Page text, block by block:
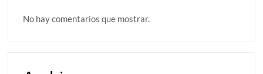
No hay comentarios que mostrar.